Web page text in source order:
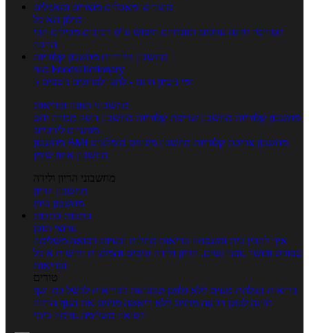
מוצרים ומאכלים מוצרים ומאכלים
מילון האוכל
תפריטי תזונה ערכים תזונתיים חיפוש ע"פ רכיבים מכילים הכי
הרבה
מחשבון קלוריות מחשבון קלוריות
מנוי FoodsDictionary
5 ימי ניסיון חינם - לחצו לפרטים נוספים
מחשבוני תזונה ובריאות
מחשבון קלוריות מחשבון שריפת קלוריות מחשבון דופק מטרה יחס
מותניים לירכיים
מחשבון BMI
מחשבון צריכת קלוריות מחשבון מינונים מומלצים
מחשבון אחוז שומן
מחשבוני הריון ולידה
מחשבון הריון
מחשבון ביוץ
כתבות כתבות
ערוצי תוכן
איך להכין בית ומשפחה בריאות מחלות ובעיות רפואה משלימה
ספורט וכושר גופני נשים, הריון ולידה טיפים והמלצות חדשות אוכל
ובריאות
טורים
בריאות בצלחת טעים ללא גלוטן טבעונות לבריאות לבשל כמו שף
תזונה לבטן רגועה מרזים ללא דיאטה מזיזים את הגוף הרזיה
ורפואה משלימה גורמה ביתי